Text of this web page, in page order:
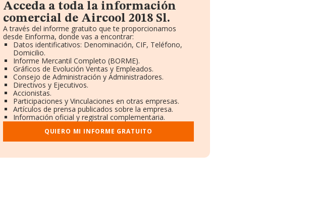
Acceda a toda la información
comercial de Aircool 2018 Sl.
A través del informe gratuito que te proporcionamos
desde Einforma, donde vas a encontrar:
Datos identificativos: Denominación, CIF, Teléfono,
Domicilio.
Informe Mercantil Completo (BORME).
Gráficos de Evolución Ventas y Empleados.
Consejo de Administración y Administradores.
Directivos y Ejecutivos.
Accionistas.
Participaciones y Vinculaciones en otras empresas.
Artículos de prensa publicados sobre la empresa.
Información oficial y registral complementaria.
QUIERO MI INFORME GRATUITO